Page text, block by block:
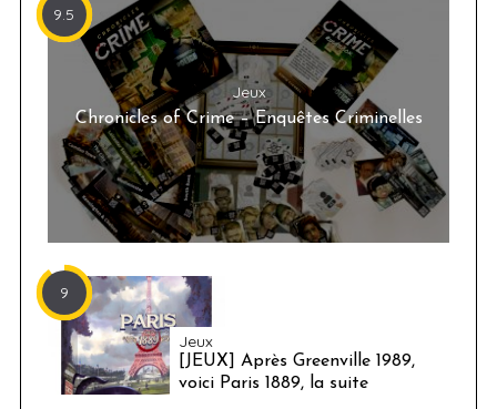
9.5
Jeux
Chronicles of Crime – Enquêtes Criminelles
9
Jeux
[JEUX] Après Greenville 1989,
voici Paris 1889, la suite
S
e
r
c
h
f
o